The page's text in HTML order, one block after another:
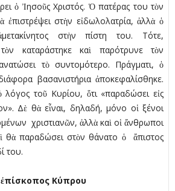
ὁ Ἰησοῦς Χριστός. Ὁ πατέρας του τὸν
ἐπιστρέψει στὴν εἰδωλολατρία, ἀλλὰ ὁ
στὴν πίστη του. Τότε,
καταράστηκε καὶ παρότρυνε τὸν
τὸ συντοµότερο. Πράγµατι, ὁ
βασανιστήρια ἀποκεφαλίσθηκε.
λόγος τοῦ Κυρίου, ὅτι «παραδώσει εἰς
Δὲ θὰ εἶναι, δηλαδή, µόνο οἱ ξένοι
χριστιανῶν, ἀλλὰ καὶ οἱ ἄνθρωποι
θὰ παραδώσει στὸν θάνατο ὁ ἄπιστος
του.
Κύπρου